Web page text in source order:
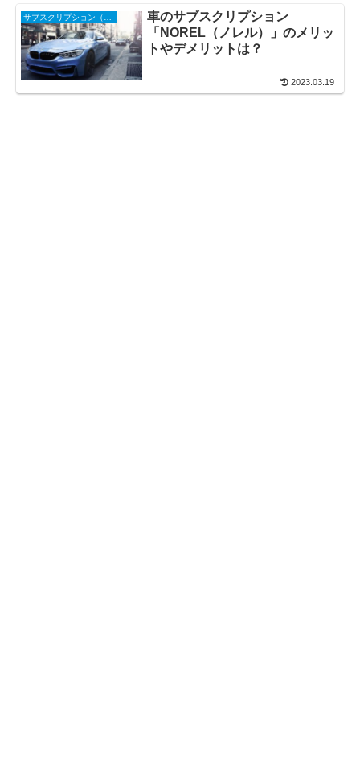
車のサブスクリプション
「NOREL（ノレル）」のメリッ
トやデメリットは？
2023.03.19